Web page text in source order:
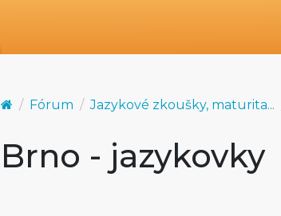
Fórum Jazykové zkoušky, maturita...
Brno - jazykovky